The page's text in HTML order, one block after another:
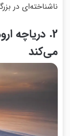
ناشناخته‌ای در
2. دریاچه
می‌کند